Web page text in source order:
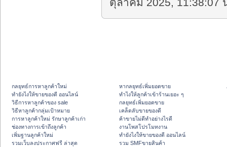
ตุลาคม 2025, 11:38:07
กลยุทธ์การหาลูกค้าใหม่
ทํายังไงให้ขายของดี ออนไลน์
วิธีการหาลูกค้าของ sale
วิธีหาลูกค้ากลุ่มเป้าหมาย
การหาลูกค้าใหม่ รักษาลูกค้าเก่า
ช่องทางการเข้าถึงลูกค้า
เพิ่มฐานลูกค้าใหม่
รวมเว็บลงประกาศฟรี ล่าสุด
หากลยุทธ์เพิ่มยอดขาย
ทําไงให้ลูกค้าเข้าร้านเยอะ ๆ
กลยุทธ์เพิ่มยอดขาย
เคล็ดลับขายของดี
ค้าขายไม่ดีทำอย่างไรดี
งานโพสโปรโมทงาน
ทํายังไงให้ขายของดี ออนไลน์
รวม SMFขายสินค้า